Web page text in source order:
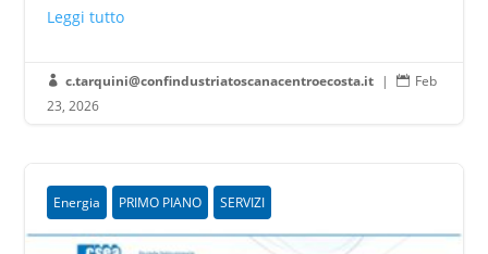
Leggi tutto
 c.tarquini@confindustriatoscanacentroecosta.it |  Feb
23, 2026
Energia PRIMO PIANO SERVIZI